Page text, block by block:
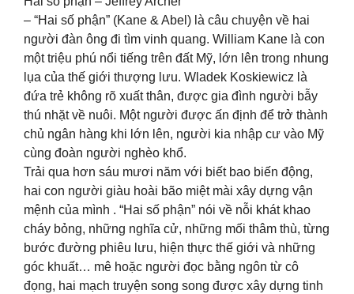
– “Hai số phận” (Kane & Abel) là câu chuyện về hai
người đàn ông đi tìm vinh quang. William Kane là con
một triệu phú nổi tiếng trên đất Mỹ, lớn lên trong nhung
lụa của thế giới thượng lưu. Wladek Koskiewicz là
đứa trẻ không rõ xuất thân, được gia đình người bẫy
thú nhặt về nuôi. Một người được ấn định để trở thành
chủ ngân hàng khi lớn lên, người kia nhập cư vào Mỹ
cùng đoàn người nghèo khổ.
Trải qua hơn sáu mươi năm với biết bao biến động,
hai con người giàu hoài bão miệt mài xây dựng vận
mệnh của mình . “Hai số phận” nói về nỗi khát khao
cháy bỏng, những nghĩa cử, những mối thâm thù, từng
bước đường phiêu lưu, hiện thực thế giới và những
góc khuất… mê hoặc người đọc bằng ngôn từ cô
đọng, hai mạch truyện song song được xây dựng tinh